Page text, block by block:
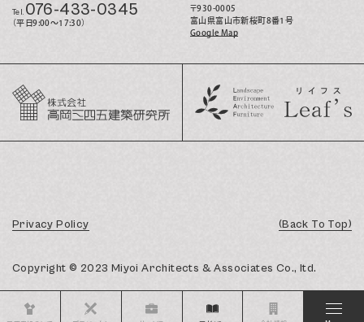
Tel. 076-433-0345
（平日9:00〜17:30）
〒930-0005
富山県富山市新桜町8番1号
Google Map
Privacy Policy (Back To Top)
Copyright © 2023 Miyoi Architects & Associates Co., ltd.